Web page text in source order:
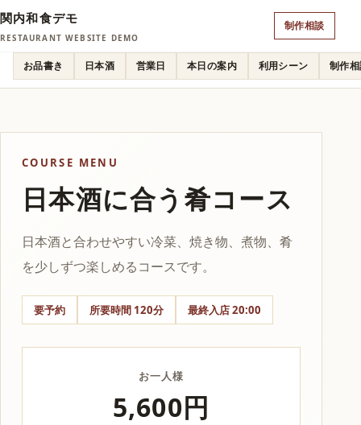
関内和食デモ
RESTAURANT WEBSITE DEMO
制作相談
お品書き 日本酒 営業日 本日の案内 利用シーン 制作
COURSE MENU
日本酒に合う肴コース
日本酒と合わせやすい冷菜、焼き物、煮物、肴
を少しずつ楽しめるコースです。
要予約 所要時間 120分 最終入店 20:00
お一人様
5,600円